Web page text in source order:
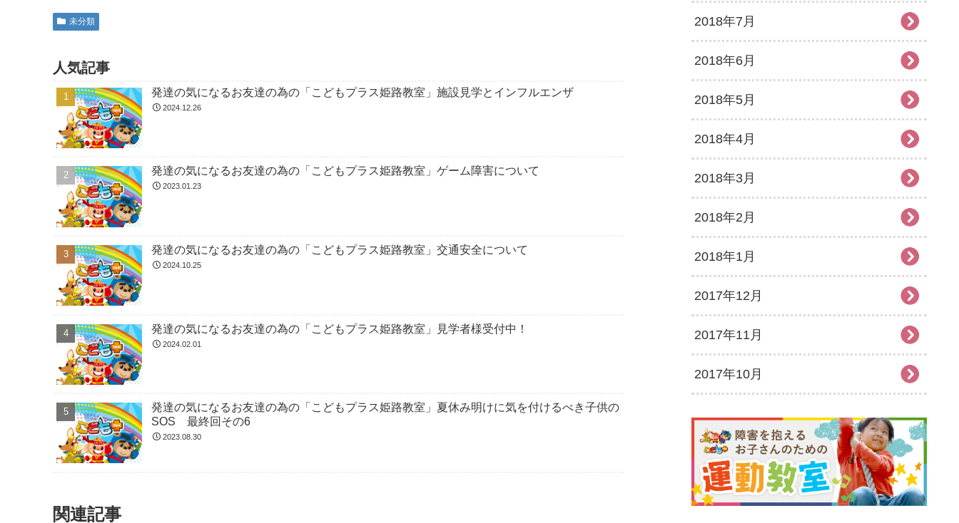
未分類
人気記事
発達の気になるお友達の為の「こどもプラス姫路教室」施設見学とインフルエンザ
2024.12.26
発達の気になるお友達の為の「こどもプラス姫路教室」ゲーム障害について
2023.01.23
発達の気になるお友達の為の「こどもプラス姫路教室」交通安全について
2024.10.25
発達の気になるお友達の為の「こどもプラス姫路教室」見学者様受付中！
2024.02.01
発達の気になるお友達の為の「こどもプラス姫路教室」夏休み明けに気を付けるべき子供の
SOS 最終回その6
2023.08.30
関連記事
2018年7月
2018年6月
2018年5月
2018年4月
2018年3月
2018年2月
2018年1月
2017年12月
2017年11月
2017年10月